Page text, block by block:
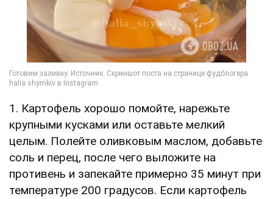
1. Картофель хорошо помойте, нарежьте
крупными кусками или оставьте мелкий
целым. Полейте оливковым маслом, добавьте
соль и перец, после чего выложите на
противень и запекайте примерно 35 минут при
температуре 200 градусов. Если картофель